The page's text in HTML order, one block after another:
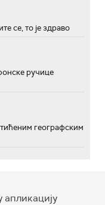
се, то је здраво
ручице
географским